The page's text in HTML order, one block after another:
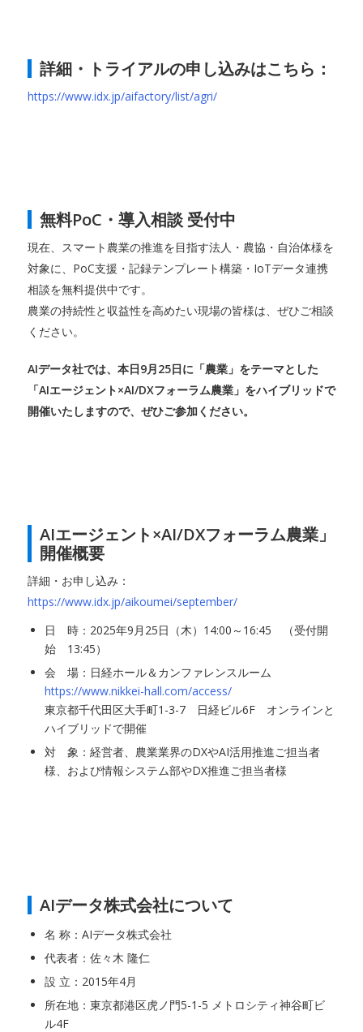
詳細・トライアルの申し込みはこちら：
https://www.idx.jp/aifactory/list/agri/
無料PoC・導入相談 受付中
現在、スマート農業の推進を目指す法人・農協・自治体様を
対象に、PoC支援・記録テンプレート構築・IoTデータ連携
相談を無料提供中です。
農業の持続性と収益性を高めたい現場の皆様は、ぜひご相談
ください。
AIデータ社では、本日9月25日に「農業」をテーマとした
「AIエージェント×AI/DXフォーラム農業」をハイブリッドで
開催いたしますので、ぜひご参加ください。
AIエージェント×AI/DXフォーラム農業」
開催概要
詳細・お申し込み：
https://www.idx.jp/aikoumei/september/
日 時：2025年9月25日（木）14:00～16:45 （受付開
始 13:45）
会 場：日経ホール＆カンファレンスルーム
https://www.nikkei-hall.com/access/
東京都千代田区大手町1-3-7 日経ビル6F オンラインと
ハイブリッドで開催
対 象：経営者、農業業界のDXやAI活用推進ご担当者
様、および情報システム部やDX推進ご担当者様
AIデータ株式会社について
名 称：AIデータ株式会社
代表者：佐々木 隆仁
設 立：2015年4月
所在地：東京都港区虎ノ門5-1-5 メトロシティ神谷町ビ
ル4F